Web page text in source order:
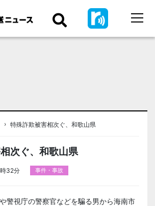
› 特殊詐欺被害相次ぐ、和歌山県
次ぐ、和歌山県
32分 事件・事故
警視庁の警察官などを騙る男から海南市